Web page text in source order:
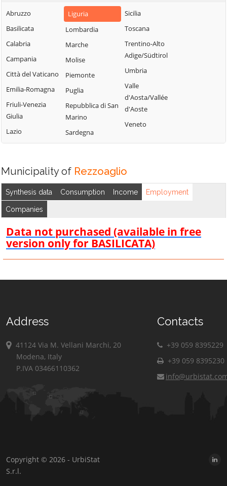
Cicagna
Cogoleto
Cogorno
Coreglia Ligure
Crocefieschi
Davagna
Fascia
Favale di Malvaro
Ne
Neirone
Orero
Pieve Ligure
Portofino
Propata
Rapallo
Sori
Tiglieto
Tribogna
Valbrevenna
Vobbia
Zoagli
Abruzzo
Basilicata
Calabria
Campania
Città del Vaticano
Emilia-Romagna
Friuli-Venezia
Giulia
Lazio
Liguria
Lombardia
Marche
Molise
Piemonte
Puglia
Repubblica di San
Marino
Sardegna
Sicilia
Toscana
Trentino-Alto
Adige/Südtirol
Umbria
Valle
d'Aosta/Vallée
d'Aoste
Veneto
Municipality of Rezzoaglio
Synthesis data Consumption Income Employment
Companies
Data not purchased (available in free
version only for BASILICATA)
Address
41124 Via M. Vellani Marchi, 20
Modena, Italy
P.IVA 03466110362
Contacts
+39 059 8395229
+39 059 8395230
Copyright © 2026 - UrbiStat
S.r.l.